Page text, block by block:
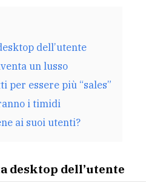
dell’utente
un lusso
per essere più “sales”
i timidi
ai suoi utenti?
desktop dell’utente